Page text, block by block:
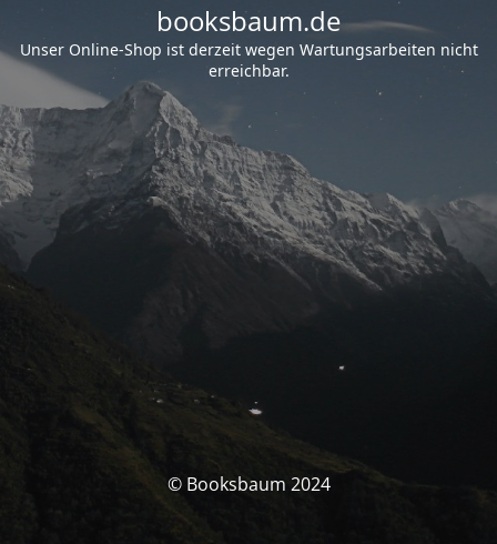
booksbaum.de
Unser Online-Shop ist derzeit wegen Wartungsarbeiten nicht
erreichbar.
© Booksbaum 2024